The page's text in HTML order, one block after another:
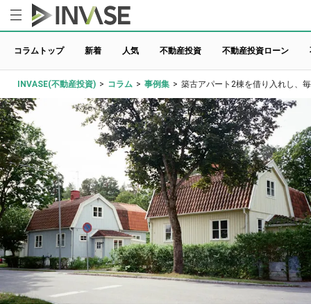
コラムトップ 新着 人気 不動産投資 不動産投資ローン
INVASE(不動産投資) > コラム > 事例集 > 築古アパート2棟を借り入れし、